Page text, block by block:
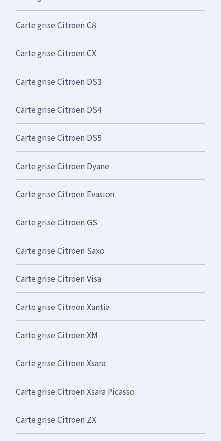
Carte grise Citroen C8
Carte grise Citroen CX
Carte grise Citroen DS3
Carte grise Citroen DS4
Carte grise Citroen DS5
Carte grise Citroen Dyane
Carte grise Citroen Evasion
Carte grise Citroen GS
Carte grise Citroen Saxo
Carte grise Citroen Visa
Carte grise Citroen Xantia
Carte grise Citroen XM
Carte grise Citroen Xsara
Carte grise Citroen Xsara Picasso
Carte grise Citroen ZX